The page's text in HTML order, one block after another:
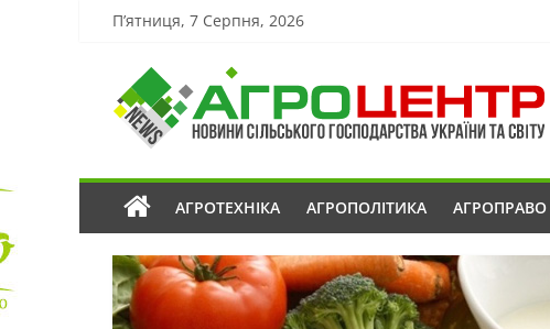
П’ятниця, 7 Серпня, 2026
АГРОТЕХНІКА АГРОПОЛІТИКА АГРОПРАВО